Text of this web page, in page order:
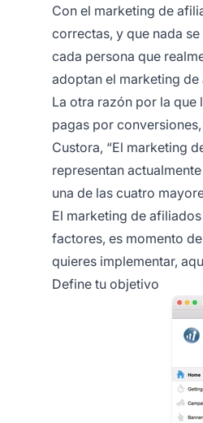
Con el marketing de
correctas, y que nada
cada persona que
adoptan el marketing
La otra razón por la que
pagas por
Custora, “El marketing
representan
una de las cuatro
El marketing de
factores, es momento
quieres implementar,
Define tu objetivo